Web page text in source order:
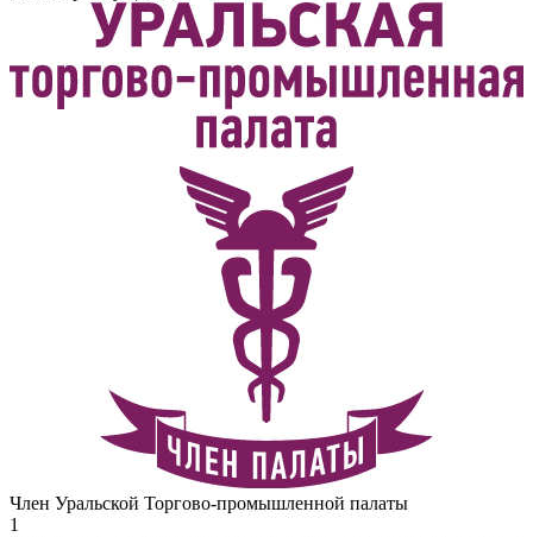
Член Уральской Торгово-промышленной палаты
1